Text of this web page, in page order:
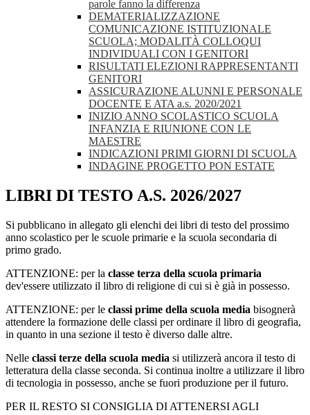
parole fanno la differenza
DEMATERIALIZZAZIONE
COMUNICAZIONE ISTITUZIONALE
SCUOLA; MODALITÀ COLLOQUI
INDIVIDUALI CON I GENITORI
RISULTATI ELEZIONI RAPPRESENTANTI
GENITORI
ASSICURAZIONE ALUNNI E PERSONALE
DOCENTE E ATA a.s. 2020/2021
INIZIO ANNO SCOLASTICO SCUOLA
INFANZIA E RIUNIONE CON LE
MAESTRE
INDICAZIONI PRIMI GIORNI DI SCUOLA
INDAGINE PROGETTO PON ESTATE
LIBRI DI TESTO A.S. 2026/2027
Si pubblicano in allegato gli elenchi dei libri di testo del prossimo
anno scolastico per le scuole primarie e la scuola secondaria di
primo grado.
ATTENZIONE: per la classe terza della scuola primaria
dev'essere utilizzato il libro di religione di cui si è già in possesso.
ATTENZIONE: per le classi prime della scuola media bisognerà
attendere la formazione delle classi per ordinare il libro di geografia,
in quanto in una sezione il testo è diverso dalle altre.
Nelle classi terze della scuola media si utilizzerà ancora il testo di
letteratura della classe seconda. Si continua inoltre a utilizzare il libro
di tecnologia in possesso, anche se fuori produzione per il futuro.
PER IL RESTO SI CONSIGLIA DI ATTENERSI AGLI